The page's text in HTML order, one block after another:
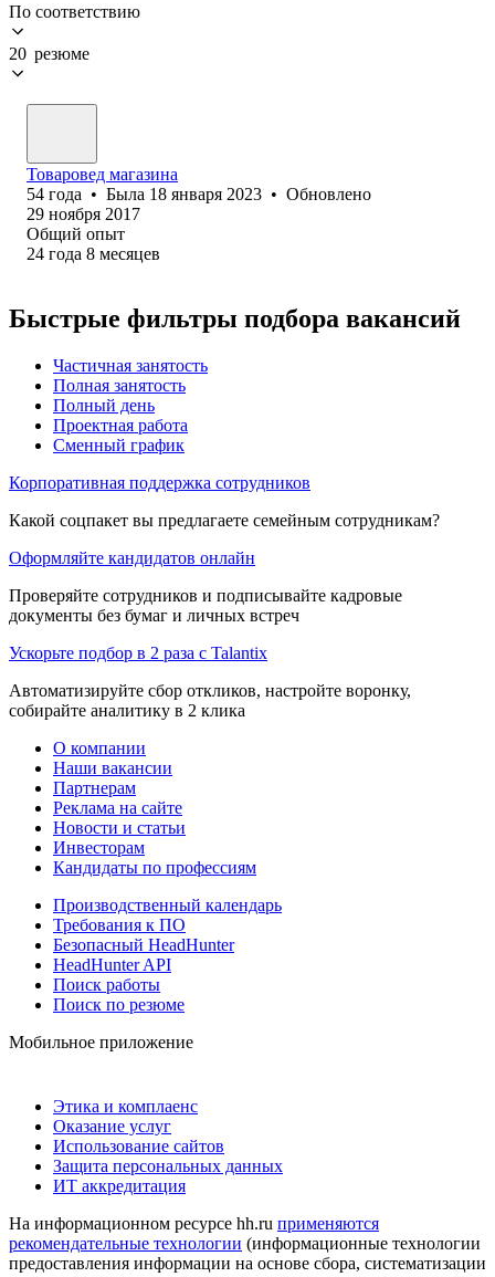
По соответствию
20 резюме
Товаровед магазина
54 года • Была 18 января 2023 • Обновлено
29 ноября 2017
Общий опыт
24 года 8 месяцев
Быстрые фильтры подбора вакансий
Частичная занятость
Полная занятость
Полный день
Проектная работа
Сменный график
Корпоративная поддержка сотрудников
Какой соцпакет вы предлагаете семейным сотрудникам?
Оформляйте кандидатов онлайн
Проверяйте сотрудников и подписывайте кадровые
документы без бумаг и личных встреч
Ускорьте подбор в 2 раза с Talantix
Автоматизируйте сбор откликов, настройте воронку,
собирайте аналитику в 2 клика
О компании
Наши вакансии
Партнерам
Реклама на сайте
Новости и статьи
Инвесторам
Кандидаты по профессиям
Производственный календарь
Требования к ПО
Безопасный HeadHunter
HeadHunter API
Поиск работы
Поиск по резюме
Мобильное приложение
Этика и комплаенс
Оказание услуг
Использование сайтов
Защита персональных данных
ИТ аккредитация
На информационном ресурсе hh.ru применяются
рекомендательные технологии (информационные технологии
предоставления информации на основе сбора, систематизации